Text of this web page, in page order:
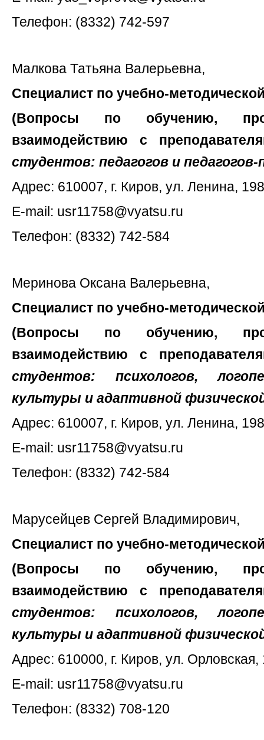
Телефон: (8332) 742-597
Малкова Татьяна Валерьевна,
Специалист по учебно-
(Вопросы по обучению,
взаимодействию с
студентов: педагогов и педагогов-
Адрес: 610007, г. Киров, ул. Ленина,
E-mail: usr11758@vyatsu.ru
Телефон: (8332) 742-584
Меринова Оксана Валерьевна,
Специалист по учебно-
(Вопросы по обучению,
взаимодействию с
студентов: психологов,
культуры и адаптивной
Адрес: 610007, г. Киров, ул. Ленина,
E-mail: usr11758@vyatsu.ru
Телефон: (8332) 742-584
Марусейцев Сергей Владимирович,
Специалист по учебно-
(Вопросы по обучению,
взаимодействию с
студентов: психологов,
культуры и адаптивной
Адрес: 610000, г. Киров, ул. Орловская,
E-mail: usr11758@vyatsu.ru
Телефон: (8332) 708-120